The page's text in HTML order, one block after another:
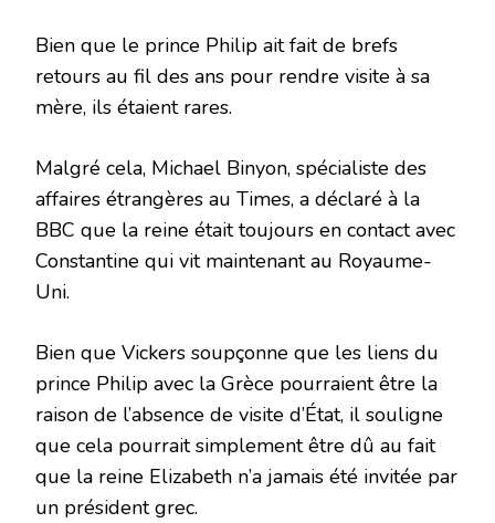
Bien que le prince Philip ait fait de brefs
retours au fil des ans pour rendre visite à sa
mère, ils étaient rares.
Malgré cela, Michael Binyon, spécialiste des
affaires étrangères au Times, a déclaré à la
BBC que la reine était toujours en contact avec
Constantine qui vit maintenant au Royaume-
Uni.
Bien que Vickers soupçonne que les liens du
prince Philip avec la Grèce pourraient être la
raison de l’absence de visite d’État, il souligne
que cela pourrait simplement être dû au fait
que la reine Elizabeth n’a jamais été invitée par
un président grec.